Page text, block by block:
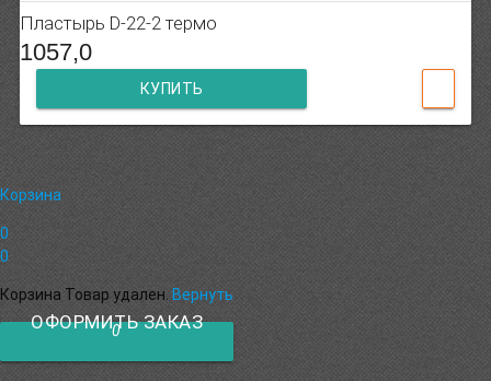
Пластырь D-22-2 термо
1057,0
КУПИТЬ
Корзина
0
0
Корзина Товар удален. Вернуть
0
ОФОРМИТЬ ЗАКАЗ